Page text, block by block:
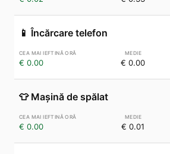
📱 Încărcare telefon
€ 0.00 € 0.00
👕 Mașină de spălat
€ 0.00 € 0.01